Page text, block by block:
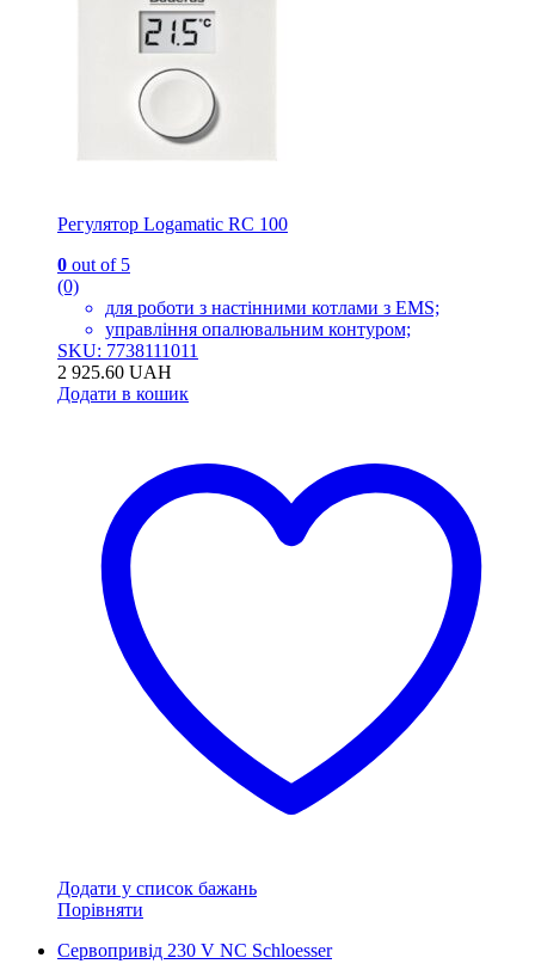
Регулятор Logamatic RC 100
0 out of 5
(0)
для роботи з настінними котлами з EMS;
управління опалювальним контуром;
SKU: 7738111011
2 925.60 UAH
Додати в кошик
Додати у список бажань
Порівняти
Сервопривід 230 V NC Schloesser